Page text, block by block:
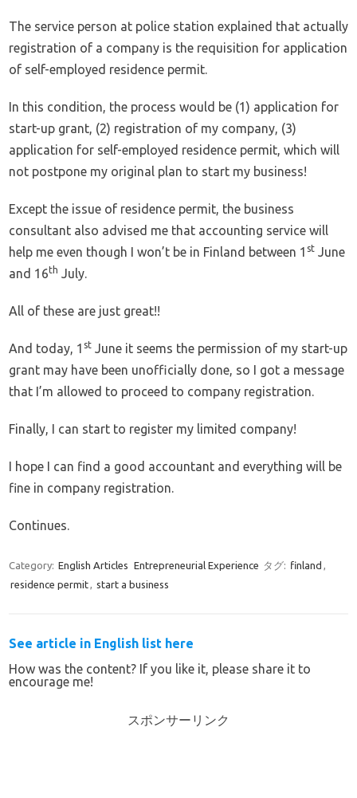
The service person at police station explained that actually
registration of a company is the requisition for application
of self-employed residence permit.
In this condition, the process would be (1) application for
start-up grant, (2) registration of my company, (3)
application for self-employed residence permit, which will
not postpone my original plan to start my business!
Except the issue of residence permit, the business
consultant also advised me that accounting service will
help me even though I won’t be in Finland between 1 st June
and 16th July.
All of these are just great!!
And today, 1 st June it seems the permission of my start-up
grant may have been unofficially done, so I got a message
that I’m allowed to proceed to company registration.
Finally, I can start to register my limited company!
I hope I can find a good accountant and everything will be
fine in company registration.
Continues.
Category: English Articles Entrepreneurial Experience タグ: finland ,
residence permit, start a business
See article in English list here
How was the content? If you like it, please share it to
encourage me!
スポンサーリンク